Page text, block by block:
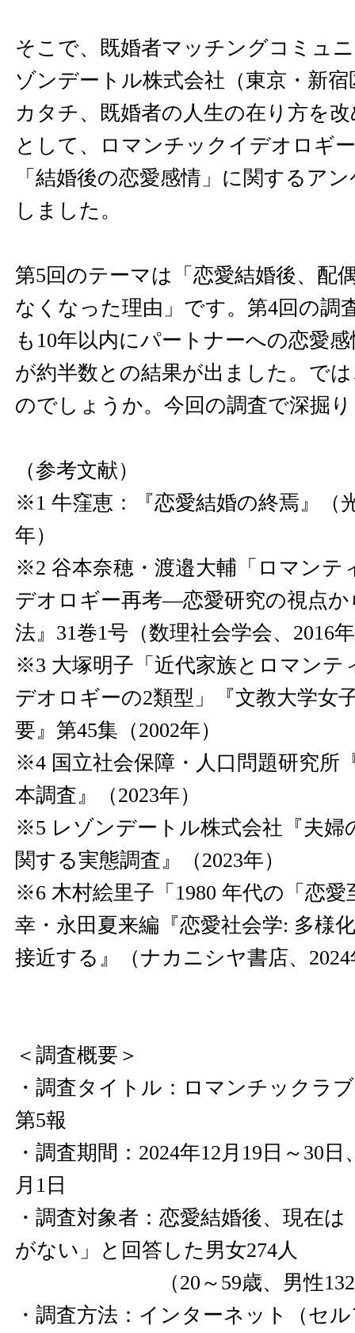
そこで、既婚者マッチングコミュ
ゾンデートル株式会社（東京・新
カタチ、既婚者の人生の在り方を
として、ロマンチックイデオロギ
「結婚後の恋愛感情」に関するア
しました。
第5回のテーマは「恋愛結婚後、配
なくなった理由」です。第4回の調
も10年以内にパートナーへの恋愛
が約半数との結果が出ました。で
のでしょうか。今回の調査で深掘
（参考文献）
※1 牛窪恵：『恋愛結婚の終焉』（
年）
※2 谷本奈穂・渡邉大輔「ロマンテ
デオロギー再考―恋愛研究の視点か
法』31巻1号（数理社会学会、2016
※3 大塚明子「近代家族とロマンテ
デオロギーの2類型」『文教大学女
要』第45集（2002年）
※4 国立社会保障・人口問題研究所
本調査』（2023年）
※5 レゾンデートル株式会社『夫婦
関する実態調査』（2023年）
※6 木村絵里子「1980 年代の「恋愛
幸・永田夏来編『恋愛社会学: 多様
接近する』（ナカニシヤ書店、2024
＜調査概要＞
・調査タイトル：ロマンチックラ
第5報
・調査期間：2024年12月19日～30日
月1日
・調査対象者：恋愛結婚後、現在
がない」と回答した男女274人
（20～59歳、男性132人
・調査方法：インターネット（セ